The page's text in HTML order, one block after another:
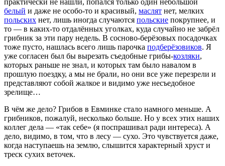
белый и даже не особо-то и красивый, маслят нет, мелких
польских нет, лишь иногда случаются польские покрупнее, и
то — в каких-то отдалённых уголках, куда случайно не забрёл
грибник за эти пару недель. В сосново-берёзовых посадочках
тоже пусто, нашлась всего лишь парочка подберёзовиков. Я
уже согласен был бы вырезать съедобные грибы-козляки,
которых раньше не знал, и которых там было навалом в
прошлую поездку, а мы не брали, но они все уже перезрели и
представляют собой жалкое и видимо уже несъедобное
зрелище…
В чём же дело? Грибов в Евминке стало намного меньше. А
грибников, пожалуй, несколько больше. Но у всех этих наших
коллег дела — «так себе» (я поспрашивал ради интереса). А
дело, видимо, в том, что в лесу — сухо. Это чувствуется даже,
когда наступаешь на землю, слышится характерный хруст и
треск сухих веточек.